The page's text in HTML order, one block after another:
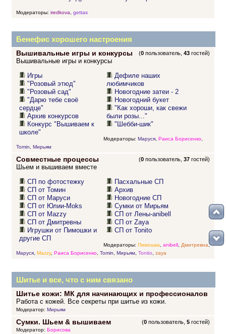
Модераторы: iredkova gettas
Бенефис хорошего настроения
Вышивальные игры и конкурсы (0 пользователь,43 гостей)
Вышивальные игры и конкурсы
Игры
"Розовый этюд"
"Розовый сад"
"Дарю тебе своё
сердце"
Архив конкурсов
Конкурс "Вышиваем к
школе"
Дефиле наших
любимчиков
Новогодние затеи - 2
Новогодний букет
"Как хороши, как свежи
были розы..."
"Шебби-шик"
Модераторы: Маруся, Раиса Борисенко,
Tomin
Мирьям
Совместные процессы (0 пользователь,37 гостей)
Шьем и вышиваем вместе
СП по фотостежку
СП от Томин
СП от Маруси
СП от Юлии-Moks
СП от Mazzy
СП от Дмитревны
Игрушки от Пимошки и
другие СП
Пасхальные СП
Архив
Новогодние СП
Сумки от Мирьям
СП от Лены-anibell
СП от Zaya
СП от Tonito
Модераторы: Пимошка anibell, Дмитревна,
Маруся, Mazzy, Раиса Борисенко, Tomin Мирьям, Tonito zaya
Шитье и все, что с ним связано
Шитье кожи: МК для начинающих и профессионалов
Работа с кожей. Все секреты при шитье из кожи.
Модератор: Мирьям
Сумки. Шьем & вышиваем (0 пользователь,5 гостей)
Модератор: Борисова